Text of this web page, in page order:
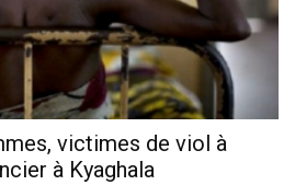
victimes de viol à
à Kyaghala